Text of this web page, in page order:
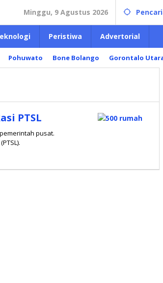
Minggu, 9 Agustus 2026
Peristiwa Advertorial
Pohuwato Bone Bolango Gorontalo
PTSL
pusat.